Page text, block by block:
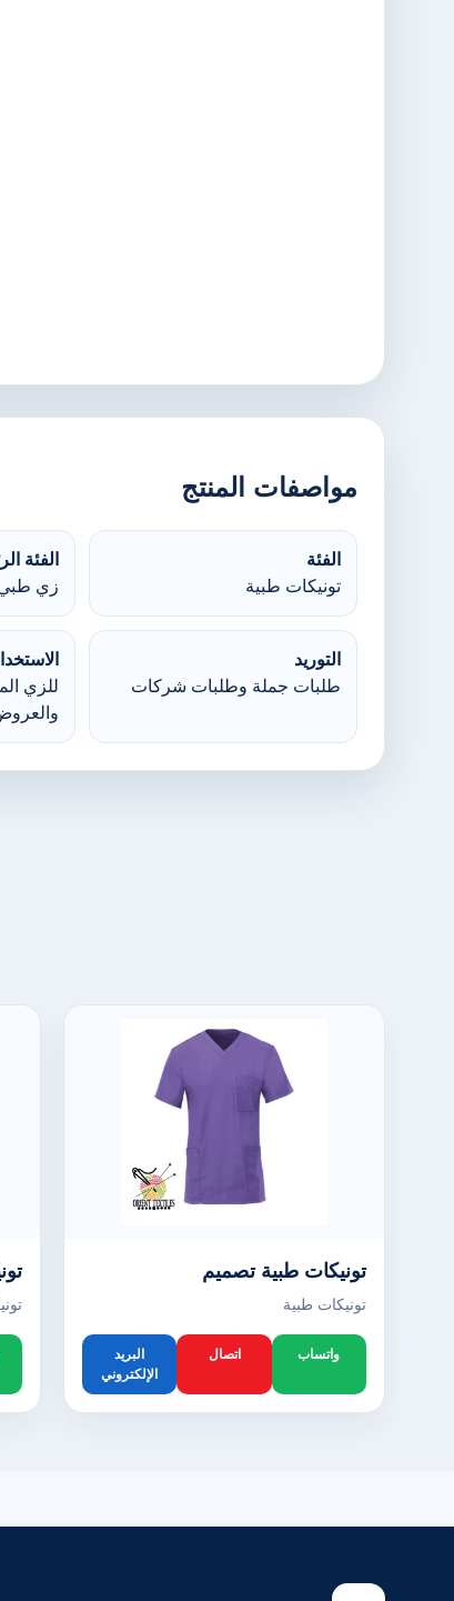
مواصفات المنتج
الفئة
تونيكات طبية
الفئة
زي
التوريد
طلبات جملة وطلبات شركات
للزي
تونيكات طبية تصميم
تونيكات طبية
واتساب اتصال
البريد
الإلكتروني